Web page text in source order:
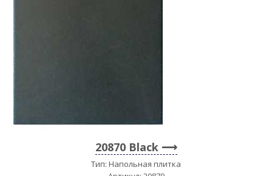
20870 Black
Тип: Напольная плитка